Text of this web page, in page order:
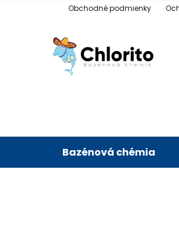
Obchodné podmienky
Bazénová chémia